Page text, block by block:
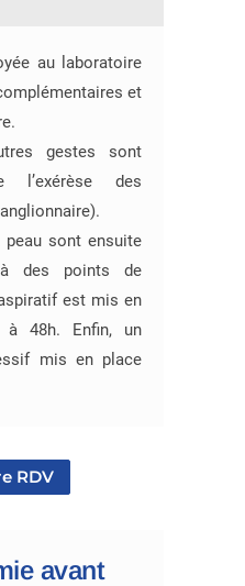
au laboratoire
et
gestes sont
l’exérèse des
sont ensuite
à des points de
est mis en
à 48h. Enfin, un
mis en place
RDV
avant